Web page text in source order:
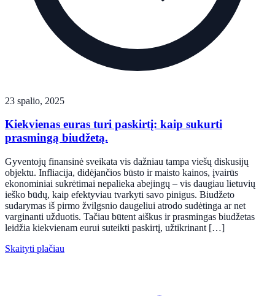
23 spalio, 2025
Kiekvienas euras turi paskirtį: kaip sukurti
prasmingą biudžetą.
Gyventojų finansinė sveikata vis dažniau tampa viešų diskusijų
objektu. Infliacija, didėjančios būsto ir maisto kainos, įvairūs
ekonominiai sukrėtimai nepalieka abejingų – vis daugiau lietuvių
ieško būdų, kaip efektyviau tvarkyti savo pinigus. Biudžeto
sudarymas iš pirmo žvilgsnio daugeliui atrodo sudėtinga ar net
varginanti užduotis. Tačiau būtent aiškus ir prasmingas biudžetas
leidžia kiekvienam eurui suteikti paskirtį, užtikrinant […]
Skaityti plačiau